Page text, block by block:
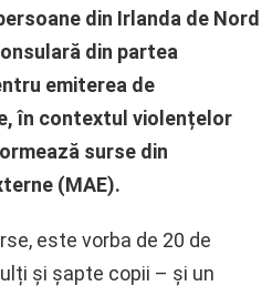
din Irlanda de Nord
din partea
emiterea de
în contextul violențelor
surse din
(MAE).
este vorba de 20 de
și șapte copii – și un